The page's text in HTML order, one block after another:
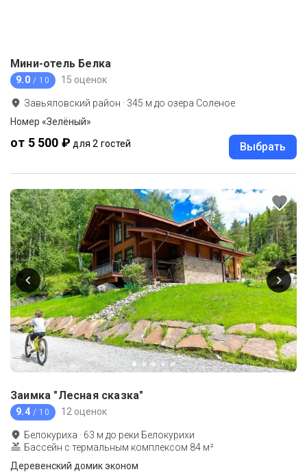
Мини-отель Белка
9.0 / 10 15 оценок
Завьяловский район · 345 м до озера Соленое
Номер «Зелёный»
от 5 500 ₽ для 2 гостей Выбрать
Заимка "Лесная сказка"
9.4 / 10 12 оценок
Белокуриха · 63 м до реки Белокурихи
Бассейн с термальным комплексом 84 м²
Деревенский домик эконом